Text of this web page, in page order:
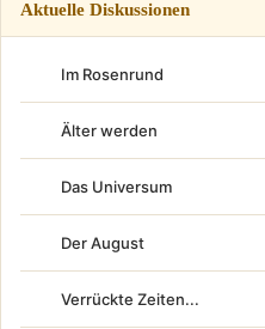
Aktuelle Diskussionen
Im Rosenrund
Älter werden
Das Universum
Der August
Verrückte Zeiten...